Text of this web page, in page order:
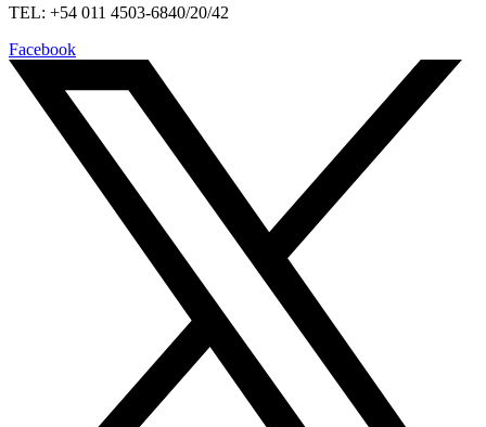
TEL: +54 011 4503-6840/20/42
Facebook